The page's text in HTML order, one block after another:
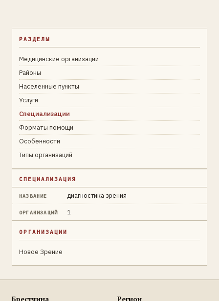
РАЗДЕЛЫ
Медицинские организации
Районы
Населенные пункты
Услуги
Специализации
Форматы помощи
Особенности
Типы организаций
СПЕЦИАЛИЗАЦИЯ
НАЗВАНИЕ диагностика зрения
ОРГАНИЗАЦИЙ 1
ОРГАНИЗАЦИИ
Новое Зрение
Брестчина Регион